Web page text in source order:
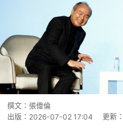
撰文： 張偉倫
出版： 2026-07-02 17:04 更新：